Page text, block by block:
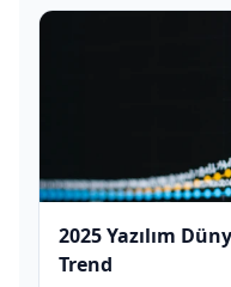
2025 Yazılım
Trend